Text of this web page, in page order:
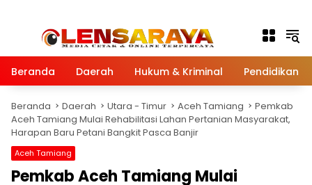
Beranda Daerah Hukum & Kriminal Pendidikan
Beranda Daerah Utara - Timur Aceh Tamiang
Pemkab
Aceh Tamiang Mulai Rehabilitasi Lahan Pertanian Masyarakat,
Harapan Baru Petani Bangkit Pasca Banjir
Aceh Tamiang
Pemkab Aceh Tamiang Mulai